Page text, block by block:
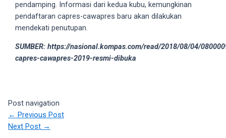
also
find
and
transsexual
in
their
corresponding
sections
pendamping. Informasi dari kedua kubu, kemungkinan
pendaftaran capres-cawapres baru akan dilakukan
mendekati penutupan.
SUMBER: https://nasional.kompas.com/read/2018/08/04/
capres-cawapres-2019-resmi-dibuka
Post navigation
← Previous Post
Next Post →